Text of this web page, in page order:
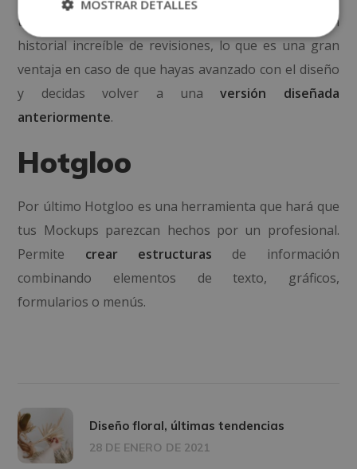
utilizarla desde cualquier navegador y ofrece un
historial increíble de revisiones, lo que es una gran
ventaja en caso de que hayas avanzado con el diseño
y decidas volver a unaversión diseñada
anteriormente.
Hotgloo
Por último Hotgloo es una herramienta que hará que
tus Mockups parezcan hechos por un profesional.
Permite crear estructuras de información
combinando elementos de texto, gráficos,
formularios o menús.
Diseño floral, últimas tendencias
28 DE ENERO DE 2021
MOSTRAR DETALLES